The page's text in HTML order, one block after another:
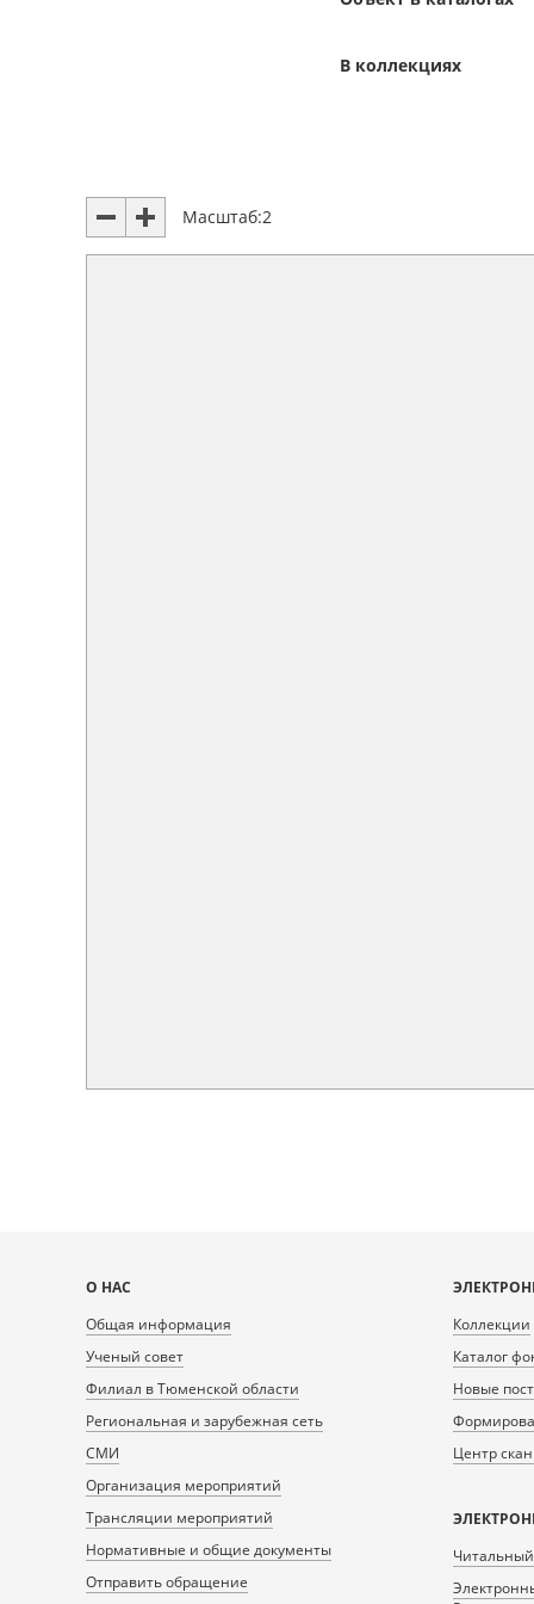
В коллекциях
Масштаб:2
Карта
сайта
О НАС
Общая информация
Ученый совет
Филиал в Тюменской области
Региональная и зарубежная сеть
СМИ
Организация мероприятий
Трансляции мероприятий
Нормативные и общие документы
Отправить обращение
Коллекции
Каталог
Новые
Центр